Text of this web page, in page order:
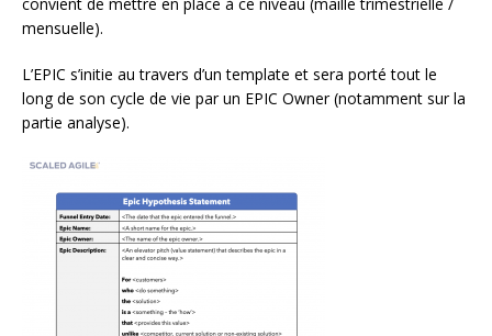
mensuelle).
L’EPIC s’initie au travers d’un template et sera porté tout le
long de son cycle de vie par un EPIC Owner (notamment sur la
partie analyse).